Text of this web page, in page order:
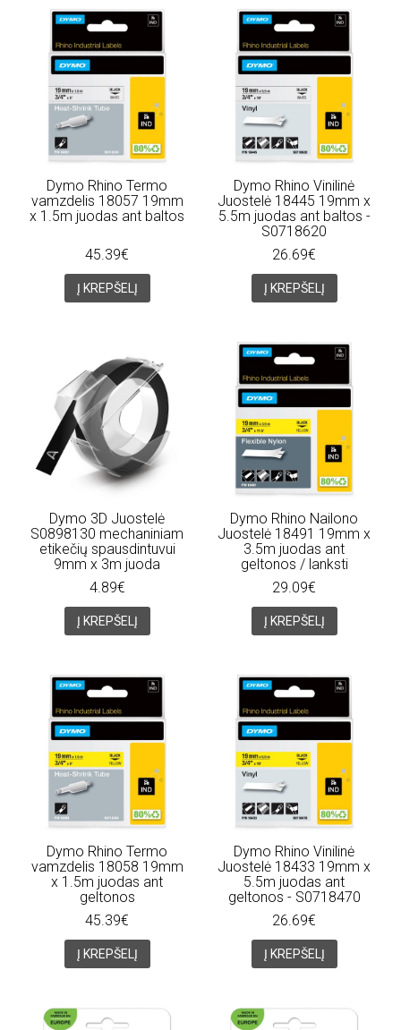
Dymo Rhino Termo
vamzdelis 18057 19mm
x 1.5m juodas ant baltos
45.39€
Į KREPŠELĮ
Dymo Rhino Vinilinė
Juostelė 18445 19mm x
5.5m juodas ant baltos -
S0718620
26.69€
Į KREPŠELĮ
Dymo 3D Juostelė
S0898130 mechaniniam
etikečių spausdintuvui
9mm x 3m juoda
4.89€
Į KREPŠELĮ
Dymo Rhino Nailono
Juostelė 18491 19mm x
3.5m juodas ant
geltonos / lanksti
29.09€
Į KREPŠELĮ
Dymo Rhino Termo
vamzdelis 18058 19mm
x 1.5m juodas ant
geltonos
45.39€
Į KREPŠELĮ
Dymo Rhino Vinilinė
Juostelė 18433 19mm x
5.5m juodas ant
geltonos - S0718470
26.69€
Į KREPŠELĮ